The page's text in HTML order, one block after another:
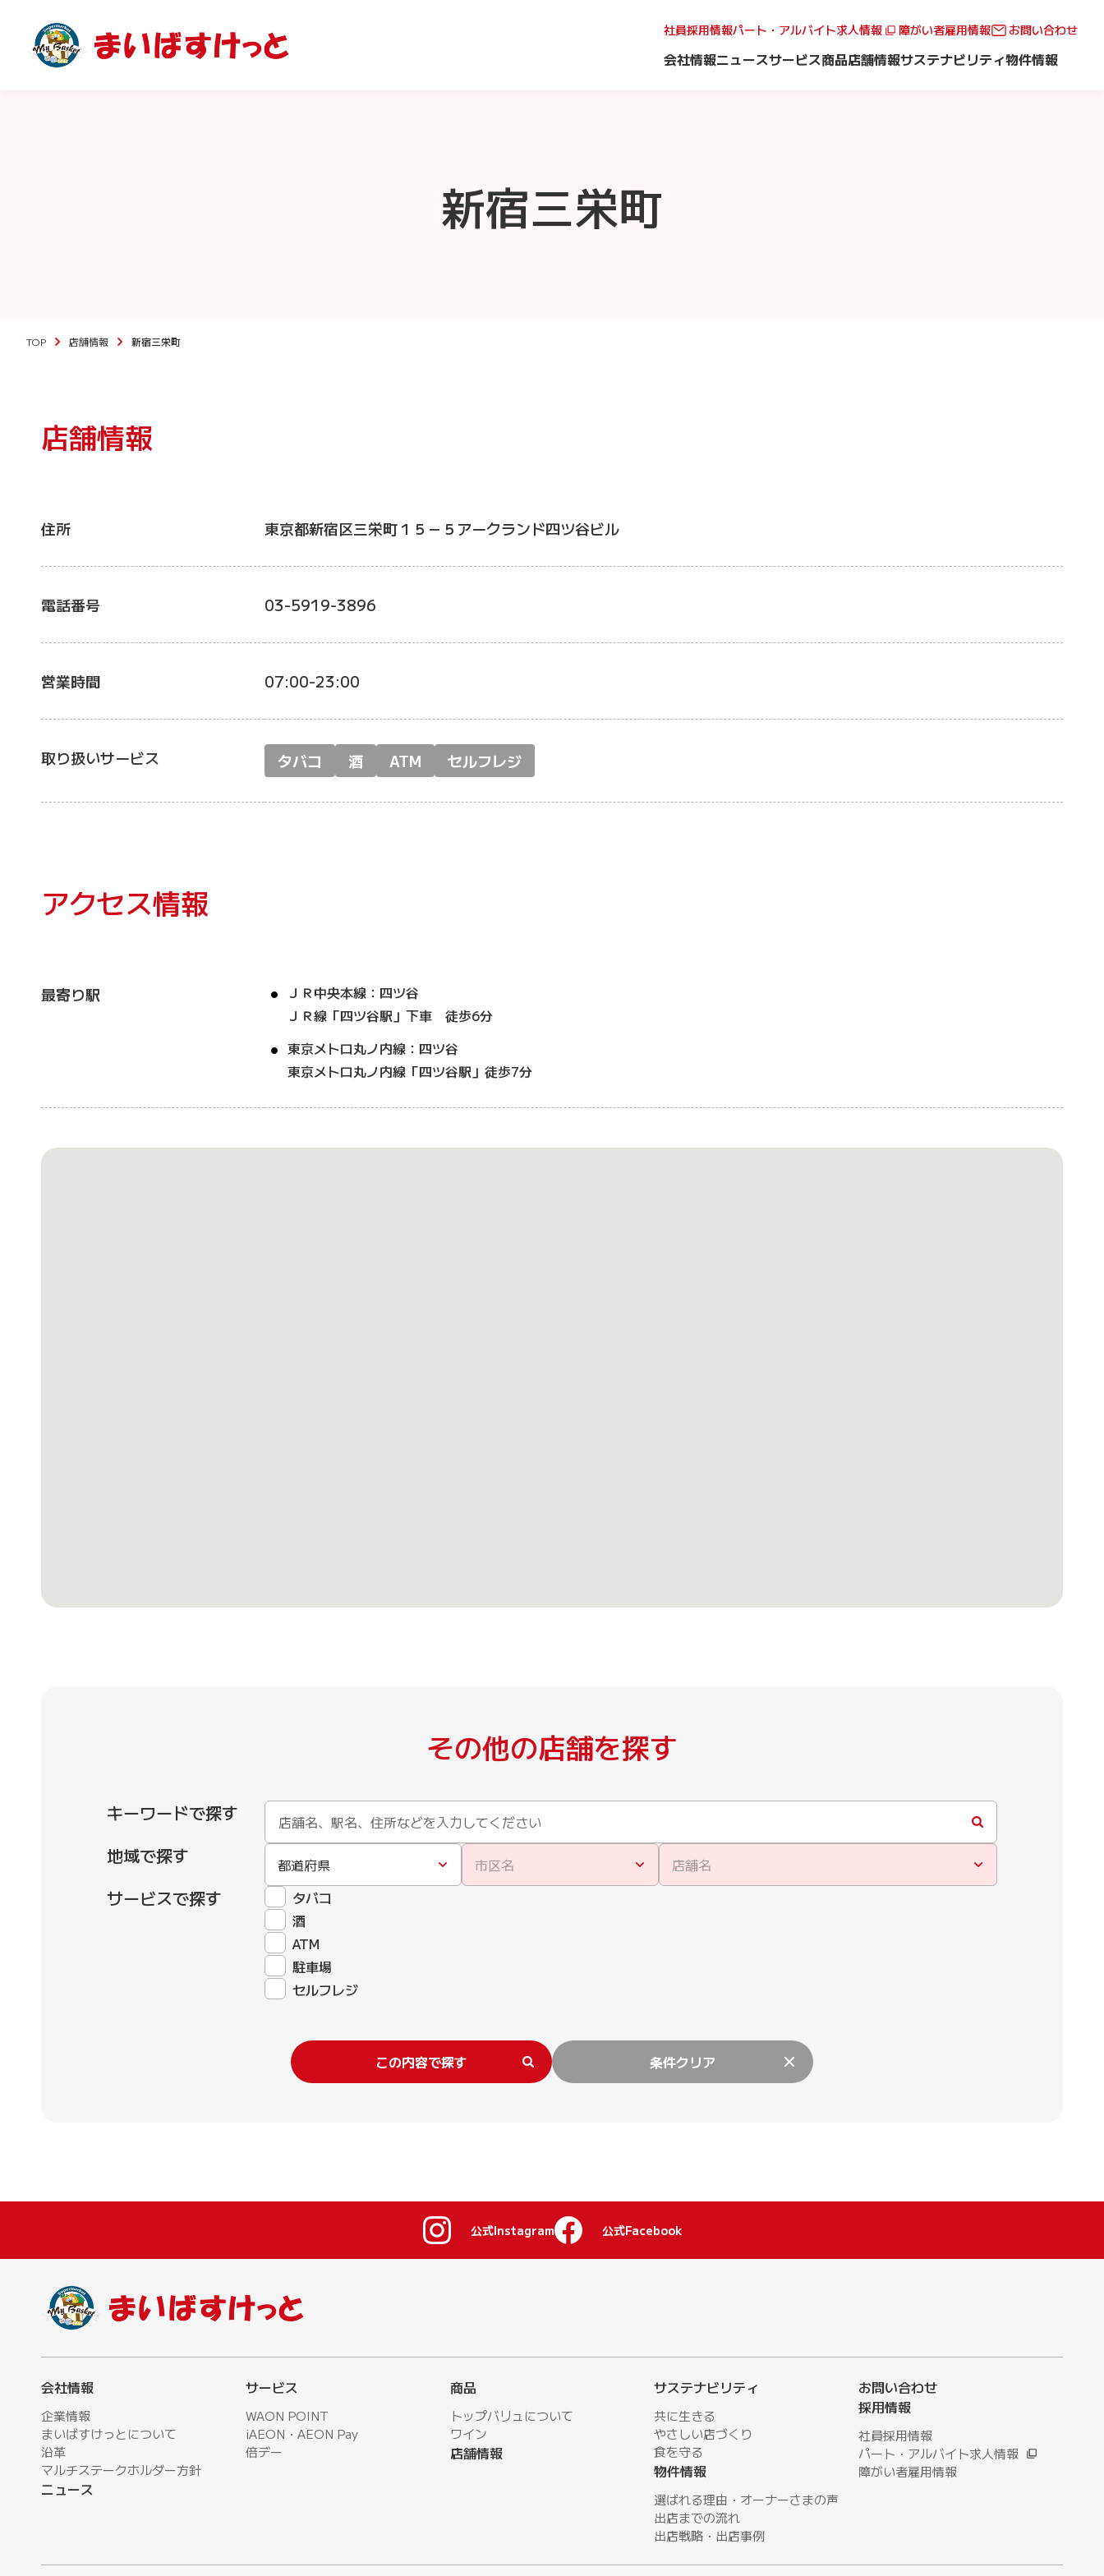
社員採用情報パート・アルバイト求人情報 障がい者雇用情報 お問い合わせ
会社情報ニュースサービス商品店舗情報サステナビリティ物件情報
新宿三栄町
TOP 店舗情報 新宿三栄町
店舗情報
住所 東京都新宿区三栄町１５－５アークランド四ツ谷ビル
電話番号 03-5919-3896
営業時間 07:00-23:00
取り扱いサービス タバコ 酒 ATM セルフレジ
アクセス情報
最寄り駅
ＪＲ中央本線：四ツ谷
ＪＲ線「四ツ谷駅」下車 徒歩6分
東京メトロ丸ノ内線：四ツ谷
東京メトロ丸ノ内線「四ツ谷駅」徒歩7分
その他の店舗を探す
キーワードで探す
地域で探す
都道府県 市区名 店舗名
サービスで探す
タバコ
酒
ATM
駐車場
セルフレジ
この内容で探す 条件クリア
公式Instagram 公式Facebook
会社情報
企業情報
まいばすけっとについて
沿革
マルチステークホルダー方針
ニュース
サービス
WAON POINT
iAEON・AEON Pay
倍デー
商品
トップバリュについて
ワイン
店舗情報
サステナビリティ
共に生きる
やさしい店づくり
⾷を守る
物件情報
選ばれる理由・オーナーさまの声
出店までの流れ
出店戦略・出店事例
お問い合わせ
採用情報
社員採用情報
パート・アルバイト求人情報
障がい者雇用情報